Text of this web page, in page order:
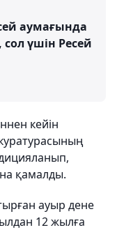
аумағында
үшін Ресей
кейін
қамалды.
ауыр дене
12 жылға